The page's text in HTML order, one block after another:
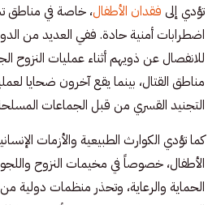
تؤدي إلى فقدان الأطفال، خاصة في مناطق
اضطرابات أمنية حادة. ففي العديد من
للانفصال عن ذويهم أثناء عمليات النزوح
مناطق القتال، بينما يقع آخرون ضحايا
التجنيد القسري من قبل الجماعات
كما تؤدي الكوارث الطبيعية والأزمات
الأطفال، خصوصاً في مخيمات النزوح
الحماية والرعاية، وتحذر منظمات دولية من